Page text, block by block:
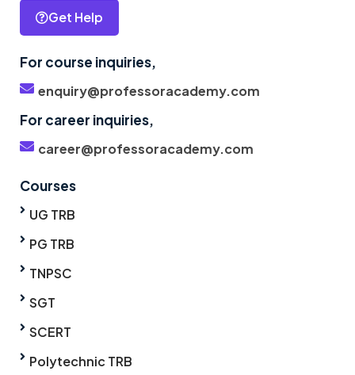
Get Help
For course inquiries,
enquiry@professoracademy.com
For career inquiries,
career@professoracademy.com
Courses
UG TRB
PG TRB
TNPSC
SGT
SCERT
Polytechnic TRB